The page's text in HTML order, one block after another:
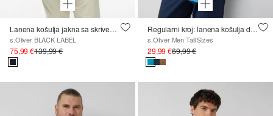
Lanena košulja jakna sa skrivenim gumbima
s.Oliver BLACK LABEL
75,99 €139,99 €
Regularni kroj: lanena košulja dugih rukava
s.Oliver Men Tall Sizes
29,99 €69,99 €